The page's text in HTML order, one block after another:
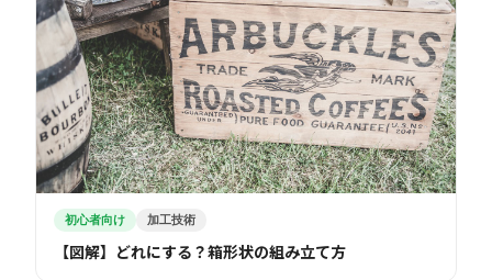
初心者向け 加工技術
【図解】どれにする？箱形状の組み立て方